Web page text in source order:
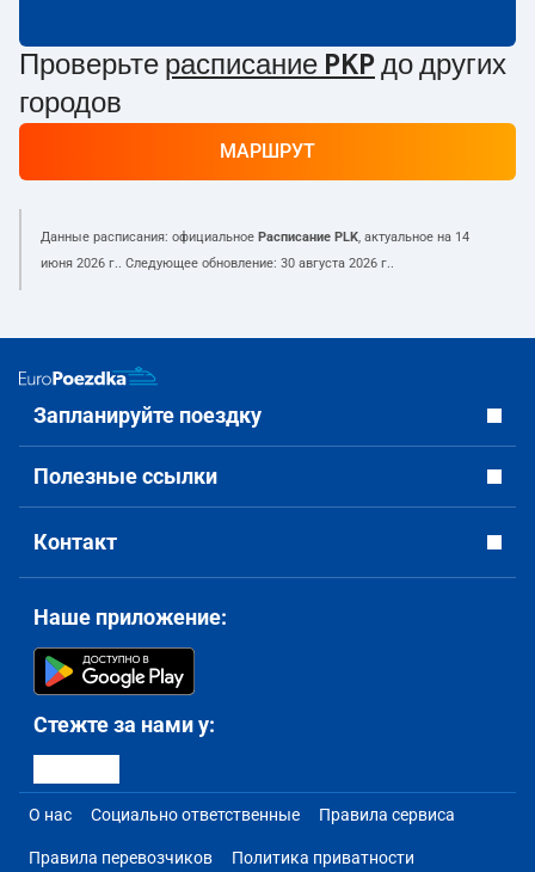
Проверьте расписание PKP до других
городов
МАРШРУТ
Данные расписания: официальное Расписание PLK, актуальное на 14
июня 2026 г.. Следующее обновление: 30 августа 2026 г..
Запланируйте поездку
Полезные ссылки
Контакт
Наше приложение:
Стежте за нами у:
О нас Социально ответственные Правила сервиса
Правила перевозчиков Политика приватности